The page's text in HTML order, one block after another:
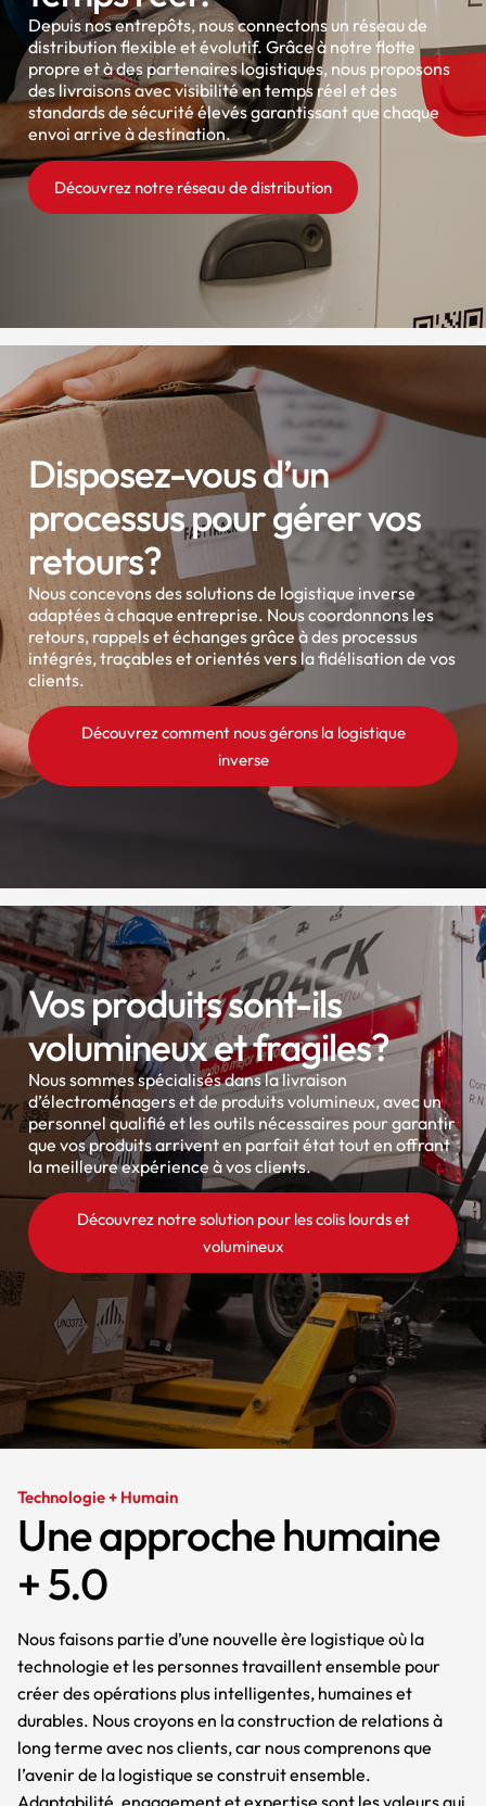
Depuis nos entrepôts, nous connectons un réseau de
distribution flexible et évolutif. Grâce à notre flotte
propre et à des partenaires logistiques, nous proposons
des livraisons avec visibilité en temps réel et des
standards de sécurité élevés garantissant que chaque
envoi arrive à destination.
Découvrez notre réseau de distribution
Disposez-vous d’un
processus pour gérer vos
retours?
Nous concevons des solutions de logistique inverse
adaptées à chaque entreprise. Nous coordonnons les
retours, rappels et échanges grâce à des processus
intégrés, traçables et orientés vers la fidélisation de vos
clients.
Découvrez comment nous gérons la logistique
inverse
Vos produits sont-ils
volumineux et fragiles?
Nous sommes spécialisés dans la livraison
d’électroménagers et de produits volumineux, avec un
personnel qualifié et les outils nécessaires pour garantir
que vos produits arrivent en parfait état tout en offrant
la meilleure expérience à vos clients.
Découvrez notre solution pour les colis lourds et
volumineux
Technologie + Humain
Une approche humaine
+ 5.0
Nous faisons partie d’une nouvelle ère logistique où la
technologie et les personnes travaillent ensemble pour
créer des opérations plus intelligentes, humaines et
durables. Nous croyons en la construction de relations à
long terme avec nos clients, car nous comprenons que
l’avenir de la logistique se construit ensemble.